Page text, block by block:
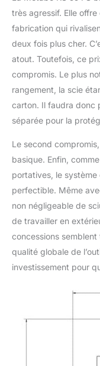
très agressif. Elle
fabrication qui
deux fois plus cher.
atout. Toutefois, ce
compromis. Le plus
rangement, la scie
carton. Il faudra donc
séparée pour la
Le second
basique. Enfin,
portatives, le système
perfectible. Même
non négligeable de
de travailler en
concessions
qualité globale de
investissement pour